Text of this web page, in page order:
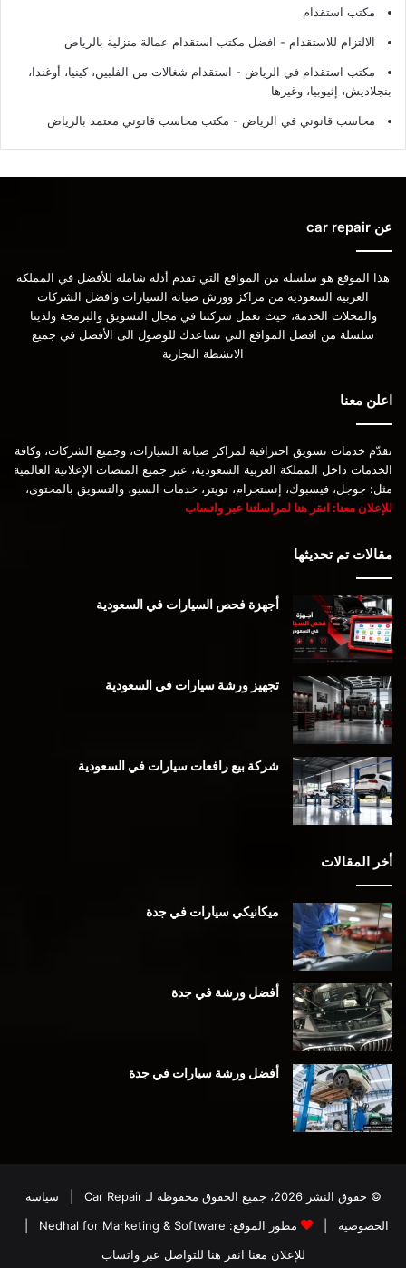
مكتب استقدام
الالتزام للاستقدام - افضل مكتب استقدام عمالة منزلية بالرياض
مكتب استقدام في الرياض - استقدام شغالات من الفلبين، كينيا، أوغندا،
بنجلاديش، إثيوبيا، وغيرها
محاسب قانوني في الرياض - مكتب محاسب قانوني معتمد بالرياض
عن car repair
هذا الموقع هو سلسلة من المواقع التي تقدم أدلة شاملة للأفضل في المملكة
العربية السعودية من مراكز وورش صيانة السيارات وافضل الشركات
والمحلات الخدمة، حيث تعمل شركتنا في مجال التسويق والبرمجة ولدينا
سلسلة من افضل المواقع التي تساعدك للوصول الى الأفضل في جميع
الانشطة التجارية
اعلن معنا
نقدّم خدمات تسويق احترافية لمراكز صيانة السيارات، وجميع الشركات، وكافة
الخدمات داخل المملكة العربية السعودية، عبر جميع المنصات الإعلانية العالمية
مثل: جوجل، فيسبوك، إنستجرام، تويتر، خدمات السيو، والتسويق بالمحتوى،
للإعلان معنا: انقر هنا لمراسلتنا عبر واتساب
مقالات تم تحديثها
أجهزة فحص السيارات في السعودية
تجهيز ورشة سيارات في السعودية
شركة بيع رافعات سيارات في السعودية
أخر المقالات
ميكانيكي سيارات في جدة
أفضل ورشة في جدة
أفضل ورشة سيارات في جدة
© حقوق النشر 2026، جميع الحقوق محفوظة لـ Car Repair
سياسة
الخصوصية
مطور الموقع: Nedhal for Marketing & Software
للإعلان معنا انقر هنا للتواصل عبر واتساب